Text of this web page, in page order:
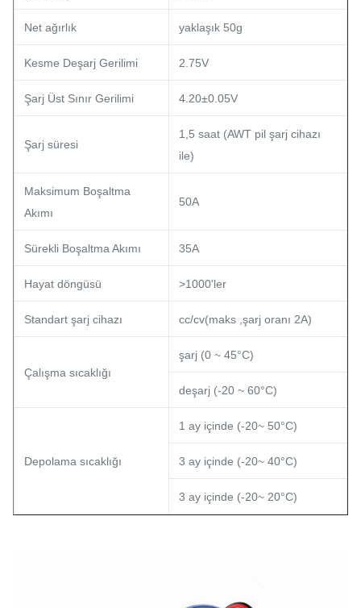
Net ağırlık yaklaşık 50g
Kesme Deşarj Gerilimi 2.75V
Şarj Üst Sınır Gerilimi 4.20±0.05V
Şarj süresi
1,5 saat (AWT pil şarj cihazı
ile)
Maksimum Boşaltma
Akımı
50A
Sürekli Boşaltma Akımı 35A
Hayat döngüsü >1000'ler
Standart şarj cihazı cc/cv(maks ,şarj oranı 2A)
Çalışma sıcaklığı
şarj (0 ~ 45°C)
deşarj (-20 ~ 60°C)
Depolama sıcaklığı
1 ay içinde (-20~ 50°C)
3 ay içinde (-20~ 40°C)
3 ay içinde (-20~ 20°C)